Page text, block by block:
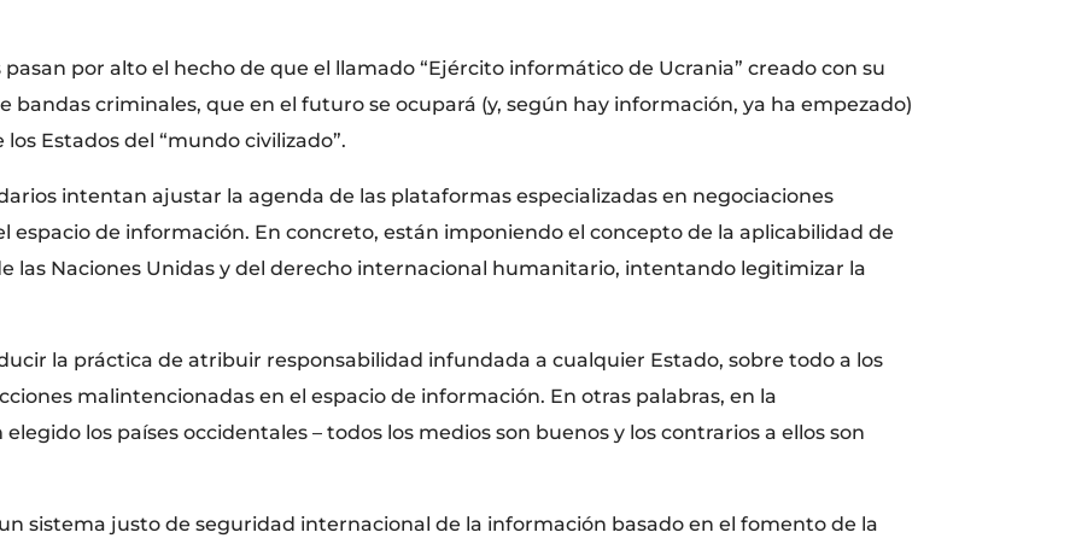
por alto el hecho de que el llamado “Ejército informático de Ucrania” creado con su
bandas criminales, que en el futuro se ocupará (y, según hay información, ya ha empezado)
Estados del “mundo civilizado”.
intentan ajustar la agenda de las plataformas especializadas en negociaciones
espacio de información. En concreto, están imponiendo el concepto de la aplicabilidad de
las Naciones Unidas y del derecho internacional humanitario, intentando legitimizar la
la práctica de atribuir responsabilidad infundada a cualquier Estado, sobre todo a los
malintencionadas en el espacio de información. En otras palabras, en la
los países occidentales – todos los medios son buenos y los contrarios a ellos son
sistema justo de seguridad internacional de la información basado en el fomento de la